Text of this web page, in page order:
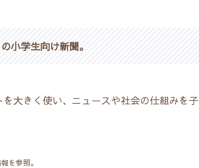
の小学生向け新聞。
大きく使い、ニュースや社会の仕組みを子
を参照。